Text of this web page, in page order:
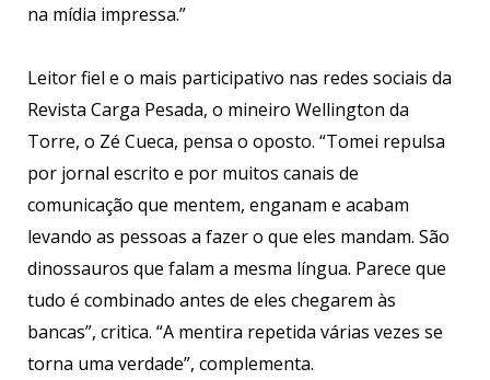
na mídia impressa.”
Leitor fiel e o mais participativo nas redes sociais da
Revista Carga Pesada, o mineiro Wellington da
Torre, o Zé Cueca, pensa o oposto. “Tomei repulsa
por jornal escrito e por muitos canais de
comunicação que mentem, enganam e acabam
levando as pessoas a fazer o que eles mandam. São
dinossauros que falam a mesma língua. Parece que
tudo é combinado antes de eles chegarem às
bancas”, critica. “A mentira repetida várias vezes se
torna uma verdade”, complementa.